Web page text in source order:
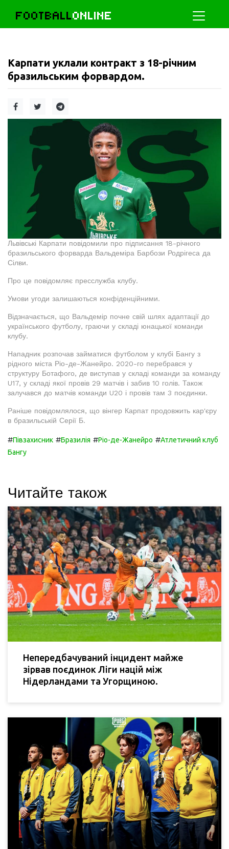
FOOTBALLONLINE
Карпати уклали контракт з 18-річним
бразильським форвардом.
Львівські Карпати повідомили про підписання 18-річного
бразильського форварда Вальдеміра Барбози Родрігеса да
Сілви.
Про це повідомляє пресслужба клубу.
Умови угоди залишаються конфіденційними.
Відзначається, що Вальдемір почне свій шлях адаптації до
українського футболу, граючи у складі юнацької команди
клубу.
Нападник розпочав займатися футболом у клубі Бангу з
рідного міста Ріо-де-Жанейро. 2020-го перебрався у
структуру Ботафого, де виступав у складі команди за команду
U17, у складі якої провів 29 матчів і забив 10 голів. Також
залучався до матчів команди U20 і провів там 3 поєдинки.
Раніше повідомлялося, що вінгер Карпат продовжить кар'єру
в бразильській Серії Б.
#Півзахисник #Бразилія #Ріо-де-Жанейро #Атлетичний клуб
Бангу
Читайте також
Непередбачуваний інцидент майже
зірвав поєдинок Ліги націй між
Нідерландами та Угорщиною.